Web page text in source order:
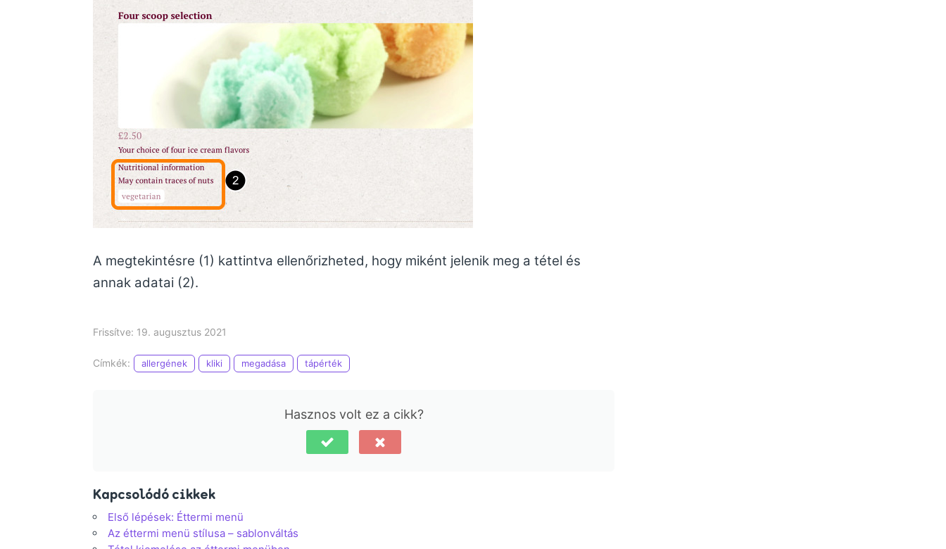
A megtekintésre (1) kattintva ellenőrizheted, hogy miként jelenik meg a tétel és
annak adatai (2).
Frissítve: 19. augusztus 2021
Címkék: allergének kliki megadása tápérték
Hasznos volt ez a cikk?
Kapcsolódó cikkek
Első lépések: Éttermi menü
Az éttermi menü stílusa – sablonváltás